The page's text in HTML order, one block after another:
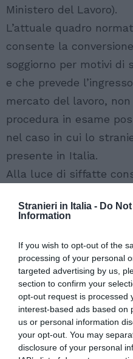
Stranieri in Italia - Do
Information
If you wish to opt-out of the
processing of your personal
targeted advertising by us,
section to confirm your
opt-out request is processed
interest-based ads based on
us or personal information
your opt-out. You may
disclosure of your personal
Ministero del Lavoro).
L’attuale quadro
consente la
soggiorno per motivi di
e che prevede
mercato del lavoro,
procedura in esame
nel caso in cui lo
presente in Italia.
Alla luce di siffatte
convenuto di revocare
Si pregano, pertanto,
all’apposizione del
sulle autorizzazioni al
territorio nazionale
Resta inteso che, in
munirsi di apposito
Italia per motivi di